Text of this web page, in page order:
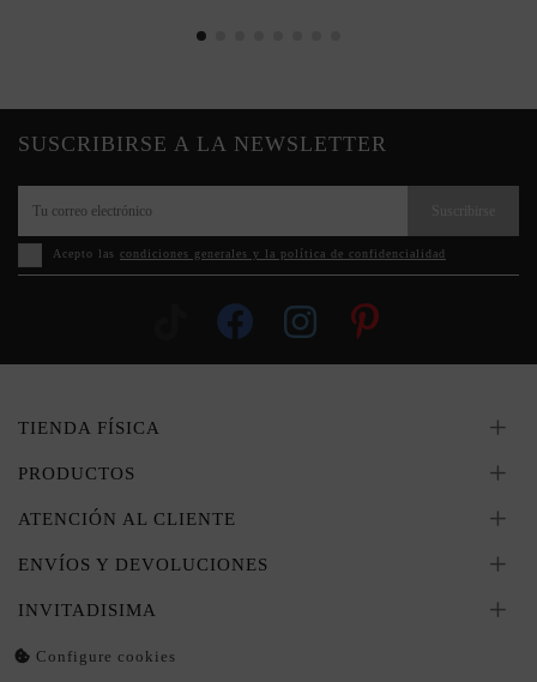
SUSCRIBIRSE A LA NEWSLETTER
Acepto las condiciones generales y la política de confidencialidad
TIENDA FÍSICA
PRODUCTOS
ATENCIÓN AL CLIENTE
ENVÍOS Y DEVOLUCIONES
INVITADISIMA
Configure cookies